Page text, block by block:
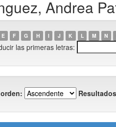
Andrea
E F G H I J K L M N
las primeras letras: